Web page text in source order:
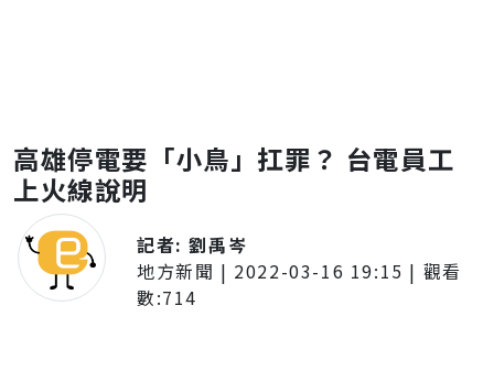
高雄停電要「小鳥」扛罪？ 台電員工
上火線說明
記者:劉禹岑
地方新聞 | 2022-03-16 19:15 | 觀看
數:714